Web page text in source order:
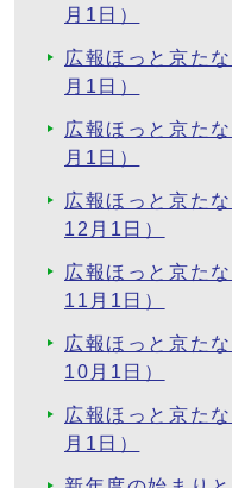
月1日）
広報ほっと京た
月1日）
広報ほっと京た
月1日）
広報ほっと京た
12月1日）
広報ほっと京た
11月1日）
広報ほっと京た
10月1日）
広報ほっと京た
月1日）